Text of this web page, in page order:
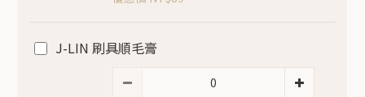
J-LIN 刷具順毛膏